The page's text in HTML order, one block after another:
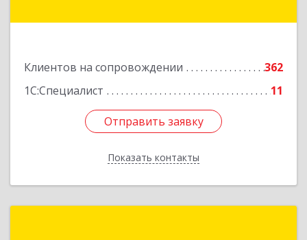
Клиентов на сопровождении
362
1С:Специалист
11
Отправить заявку
Показать контакты
Подробнее
Отправить заявку
Назад